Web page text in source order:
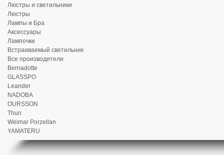
Люстры и светильники
Люстры
Лампы и Бра
Аксессуары
Лампочки
Встраиваемый светильник
Все производители
Bernadotte
GLASSPO
Leander
NADOBA
OURSSON
Thun
Weimar Porzellan
YAMATERU